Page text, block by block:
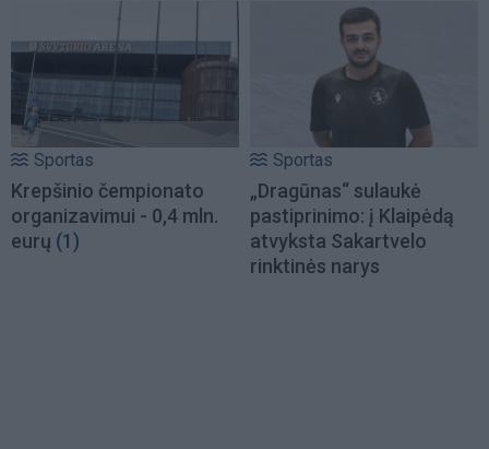
Sportas
Krepšinio čempionato
organizavimui - 0,4 mln.
eurų (1)
Sportas
„Dragūnas“ sulaukė
pastiprinimo: į Klaipėdą
atvyksta Sakartvelo
rinktinės narys